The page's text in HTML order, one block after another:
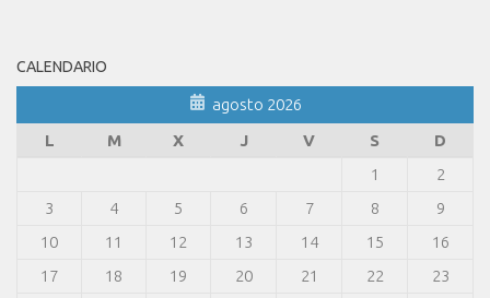
CALENDARIO
agosto 2026
L
M X J V S
D
1
2
3
4 5 6 7 8
9
10
11 12 13 14 15
16
17
18 19 20 21 22
23